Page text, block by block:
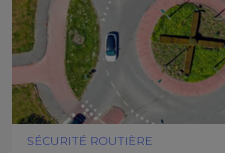
SÉCURITÉ ROUTIÈRE